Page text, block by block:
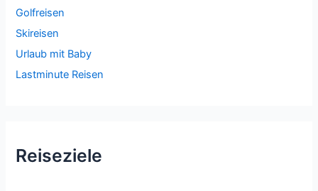
Golfreisen
Skireisen
Urlaub mit Baby
Lastminute Reisen
Reiseziele